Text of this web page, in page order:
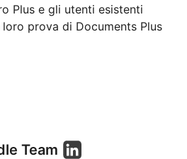
Plus e gli utenti esistenti
prova di Documents Plus
Team